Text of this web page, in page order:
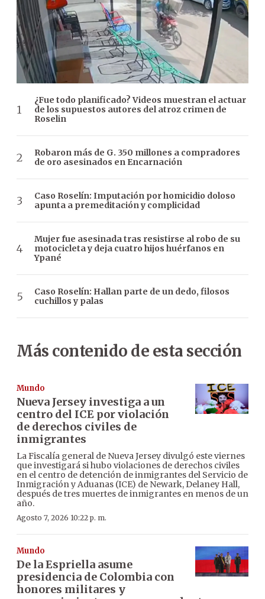
¿Fue todo planificado? Videos muestran el actuar
de los supuestos autores del atroz crimen de
Roselin
Robaron más de G. 350 millones a compradores
de oro asesinados en Encarnación
Caso Roselín: Imputación por homicidio doloso
apunta a premeditación y complicidad
Mujer fue asesinada tras resistirse al robo de su
motocicleta y deja cuatro hijos huérfanos en
Ypané
Caso Roselín: Hallan parte de un dedo, filosos
cuchillos y palas
Más contenido de esta sección
Mundo
Nueva Jersey investiga a un
centro del ICE por violación
de derechos civiles de
inmigrantes
La Fiscalía general de Nueva Jersey divulgó este viernes
que investigará si hubo violaciones de derechos civiles
en el centro de detención de inmigrantes del Servicio de
Inmigración y Aduanas (ICE) de Newark, Delaney Hall,
después de tres muertes de inmigrantes en menos de un
año.
Agosto 7, 2026 10:22 p. m.
Mundo
De la Espriella asume
presidencia de Colombia con
honores militares y